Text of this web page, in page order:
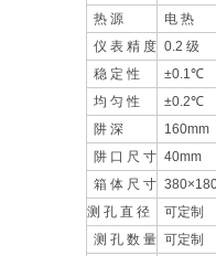
热 源
电 热
仪 表 精 度 0.2 级
稳 定 性
±0.1℃
均 匀 性
±0.2℃
阱 深
160mm
阱 口 尺 寸 40mm
箱 体 尺 寸
测 孔 直 径
可定制
测 孔 数 量 可定制